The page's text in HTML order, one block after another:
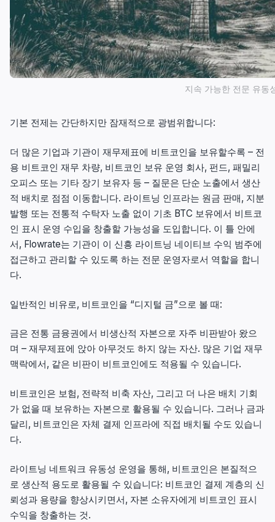
지속 가능한 전문 유동
기본 전제는 간단하지만 잠재적으로 광범위합니다:
더 많은 기업과 기관이 재무제표에 비트코인을 보유할수록 – 전
용 비트코인 재무 차량, 비트코인 보유 운영 회사, 펀드, 패밀리
오피스 또는 기타 장기 보유자 등 – 질문은 단순 노출에서 생산
적 배치로 점점 이동합니다. 라이트닝 인프라는 원금 판매, 지분
발행 또는 전통적 수탁자 노출 없이 기초 BTC 보유에서 비트코
인 표시 운영 수입을 창출할 가능성을 도입합니다. 이 틀 안에
서, Flowrate는 기관이 이 신흥 라이트닝 네이티브 수익 범주에
접근하고 관리할 수 있도록 하는 전문 운영자로서 역할을 합니
다.
일반적인 비유로, 비트코인을 “디지털 금”으로 볼 때:
금은 전통 금융권에서 비생산적 자본으로 자주 비판받아 왔으
며 – 재무제표에 앉아 아무것도 하지 않는 자산. 많은 기업 재무
맥락에서, 같은 비판이 비트코인에도 적용될 수 있습니다.
비트코인은 보험, 전략적 비축 자산, 그리고 더 나은 배치 기회
가 없을 때 보유하는 자본으로 활용될 수 있습니다. 그러나 금과
달리, 비트코인은 자체 결제 인프라에 직접 배치될 수도 있습니
다.
라이트닝 네트워크 유동성 운영을 통해, 비트코인은 본질적으
로 생산적 용도로 활용될 수 있습니다: 비트코인 결제 계층의 신
뢰성과 용량을 향상시키면서, 자본 소유자에게 비트코인 표시
수익을 창출하는 것.